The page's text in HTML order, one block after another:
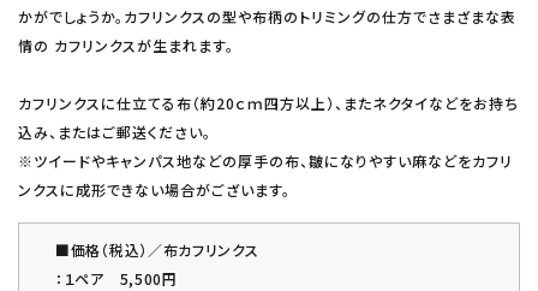
その他の商品を探す
ご利用ガイド
修理・交換
カフス相談室
かがでしょうか。カフリンクスの型や布柄のトリミングの仕方でさまざまな表
情の カフリンクスが生まれます。
カフリンクスに仕立てる布（約20ｃｍ四方以上）、またネクタイなどをお持ち
込み、またはご郵送ください。
※ツイードやキャンパス地などの厚手の布、皺になりやすい麻などをカフリ
ンクスに成形できない場合がございます。
■価格（税込）／布カフリンクス
：１ペア 5,500円